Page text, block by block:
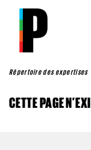
Aller au contenu
Répertoire des expertises
CETTE PAGE